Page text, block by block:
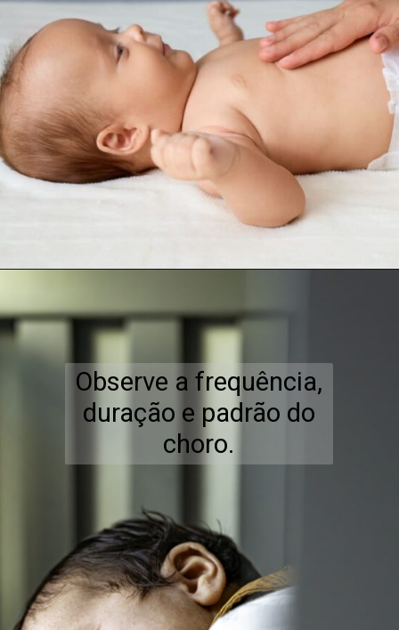
Observe a frequência,
duração e padrão do
choro.